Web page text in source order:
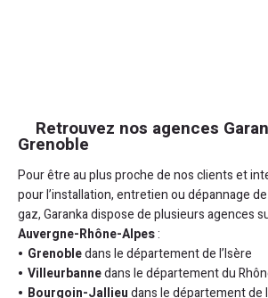
Retrouvez nos agences
Grenoble
Pour être au plus proche de nos clients et
pour l’installation, entretien ou dépannage
gaz, Garanka dispose de plusieurs agences
Auvergne-Rhône-Alpes:
Grenobledans le département de l’Isère
Villeurbannedans le département du
Bourgoin-Jallieudans le département de